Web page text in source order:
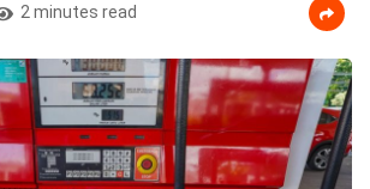
2 minutes read